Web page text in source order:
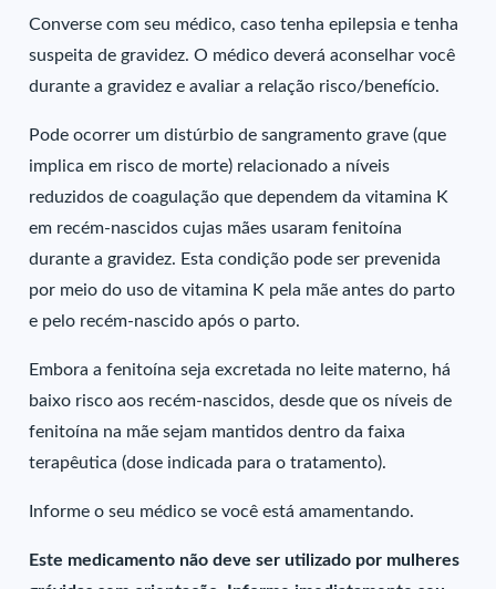
Converse com seu médico, caso tenha epilepsia e tenha
suspeita de gravidez. O médico deverá aconselhar você
durante a gravidez e avaliar a relação risco/benefício.
Pode ocorrer um distúrbio de sangramento grave (que
implica em risco de morte) relacionado a níveis
reduzidos de coagulação que dependem da vitamina K
em recém-nascidos cujas mães usaram fenitoína
durante a gravidez. Esta condição pode ser prevenida
por meio do uso de vitamina K pela mãe antes do parto
e pelo recém-nascido após o parto.
Embora a fenitoína seja excretada no leite materno, há
baixo risco aos recém-nascidos, desde que os níveis de
fenitoína na mãe sejam mantidos dentro da faixa
terapêutica (dose indicada para o tratamento).
Informe o seu médico se você está amamentando.
Este medicamento não deve ser utilizado por mulheres